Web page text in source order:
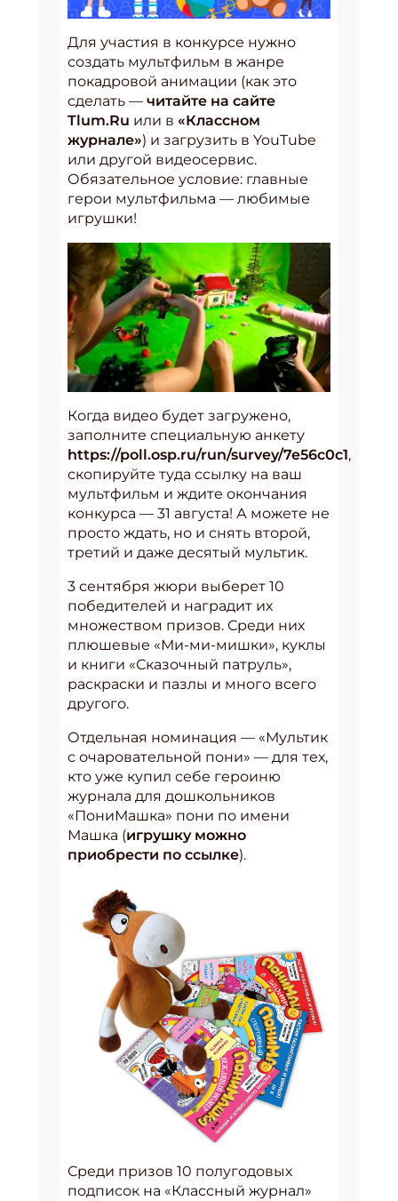
Для участия в конкурсе нужно
создать мультфильм в жанре
покадровой анимации (как это
сделать — читайте на сайте
Tlum.Ru или в «Классном
журнале») и загрузить в YouTube
или другой видеосервис.
Обязательное условие: главные
герои мультфильма — любимые
игрушки!
Когда видео будет загружено,
заполните специальную анкету
https://poll.osp.ru/run/survey/7e56c0c1,
скопируйте туда ссылку на ваш
мультфильм и ждите окончания
конкурса — 31 августа! А можете не
просто ждать, но и снять второй,
третий и даже десятый мультик.
3 сентября жюри выберет 10
победителей и наградит их
множеством призов. Среди них
плюшевые «Ми-ми-мишки», куклы
и книги «Сказочный патруль»,
раскраски и пазлы и много всего
другого.
Отдельная номинация — «Мультик
с очаровательной пони» — для тех,
кто уже купил себе героиню
журнала для дошкольников
«ПониМашка» пони по имени
Машка (игрушку можно
приобрести по ссылке).
Среди призов 10 полугодовых
подписок на «Классный журнал»